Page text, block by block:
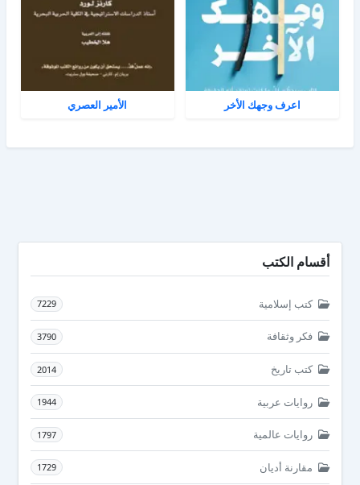
اعرف وجهك الأخر الأمير العصري
أقسام الكتب
كتب إسلامية 7229
فكر وثقافة 3790
كتب تاريخ 2014
روايات عربية 1944
روايات عالمية 1797
مقارنة أديان 1729